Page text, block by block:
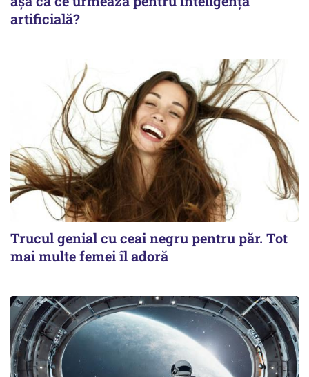
artificială?
Trucul genial cu ceai negru pentru păr. Tot
mai multe femei îl adoră